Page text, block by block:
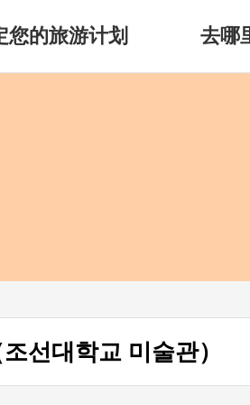
您的旅游计划 去哪
선대학교 미술관）